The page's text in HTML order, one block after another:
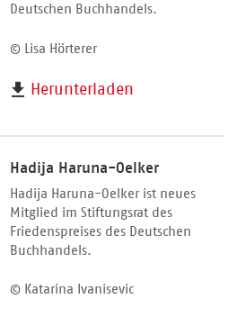
Deutschen Buchhandels.
© Lisa Hörterer
Herunterladen
Hadija Haruna-Oelker
Hadija Haruna-Oelker ist neues
Mitglied im Stiftungsrat des
Friedenspreises des Deutschen
Buchhandels.
© Katarina Ivanisevic